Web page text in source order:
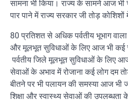
सामना भी किया। राज्य के सामने आज भी
पार पाने में राज्य सरकार जी तोड़ कोशिशों
80 प्रतिशत से अधिक पर्वतीय भूभाग
और मूलभूत सुविधाओं के लिए आज भी कई
पर्वतीय जिले मूलभूत सुविधाओं के लिए
सेवाओं के अभाव में रोजाना कई लोग दम
बीतने पर भी पलायन की समस्या आज भी
शिक्षा और स्वास्थ्य सेवाओं की उपलब्धता